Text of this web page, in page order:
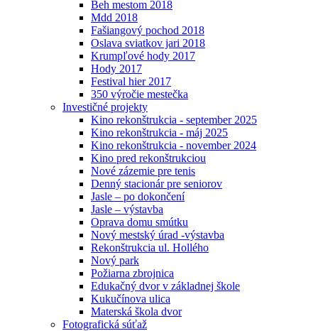
Beh mestom 2018
Mdd 2018
Fašiangový pochod 2018
Oslava sviatkov jari 2018
Krumpľové hody 2017
Hody 2017
Festival hier 2017
350 výročie mestečka
Investičné projekty
Kino rekonštrukcia - september 2025
Kino rekonštrukcia - máj 2025
Kino rekonštrukcia - november 2024
Kino pred rekonštrukciou
Nové zázemie pre tenis
Denný stacionár pre seniorov
Jasle – po dokončení
Jasle – výstavba
Oprava domu smútku
Nový mestský úrad -výstavba
Rekonštrukcia ul. Hollého
Nový park
Požiarna zbrojnica
Edukačný dvor v základnej škole
Kukučínova ulica
Materská škola dvor
Fotografická súťaž